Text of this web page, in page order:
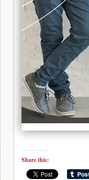
Share this: